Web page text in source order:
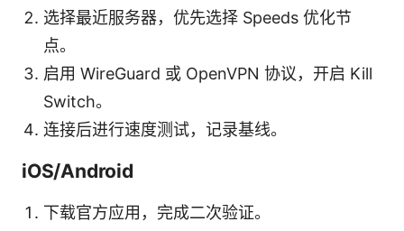
选择最近服务器，优先选择 Speeds 优化节
点。
启用 WireGuard 或 OpenVPN 协议，开启 Kill
Switch。
连接后进行速度测试，记录基线。
iOS/Android
下载官方应用，完成二次验证。